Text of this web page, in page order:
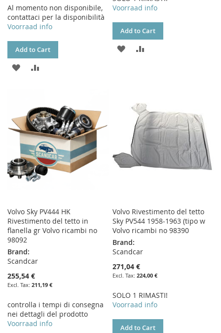
Al momento non disponibile,
contattaci per la disponibilità
Voorraad info
Add to Cart
ADD
LIST
Voorraad info
Add to Cart
ADD
Volvo Sky PV444 HK
Rivestimento del tetto in
flanella gr Volvo ricambi no
98092
Brand:
Scandcar
255,54 €
211,19 €
controlla i tempi di consegna
nei dettagli del prodotto
Voorraad info
Volvo Rivestimento del tetto
Sky PV544 1958-1963 (tipo w
Volvo ricambi no 98390
Brand:
Scandcar
271,04 €
224,00 €
SOLO 1 RIMASTI!
Voorraad info
Add to Cart